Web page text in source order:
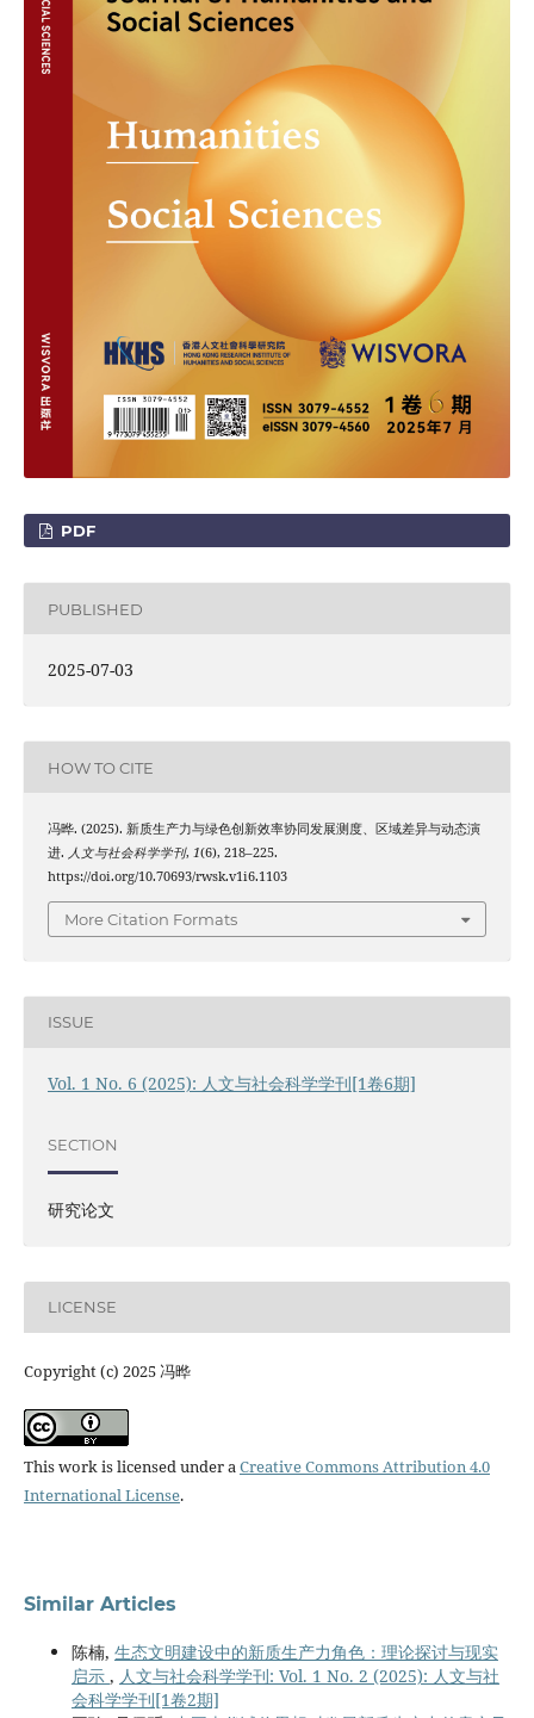
PDF
PUBLISHED
2025-07-03
HOW TO CITE
冯晔. (2025). 新质生产力与绿色创新效率协同发展测度、区域差异与动态演
进. 人文与社会科学学刊, 1(6), 218–225.
https://doi.org/10.70693/rwsk.v1i6.1103
More Citation Formats
ISSUE
Vol. 1 No. 6 (2025): 人文与社会科学学刊[1卷6期]
SECTION
研究论文
LICENSE
Copyright (c) 2025 冯晔
This work is licensed under aCreative Commons Attribution 4.0
International License.
Similar Articles
陈楠, 生态文明建设中的新质生产力角色：理论探讨与现实
启示 , 人文与社会科学学刊: Vol. 1 No. 2 (2025): 人文与社
会科学学刊[1卷2期]